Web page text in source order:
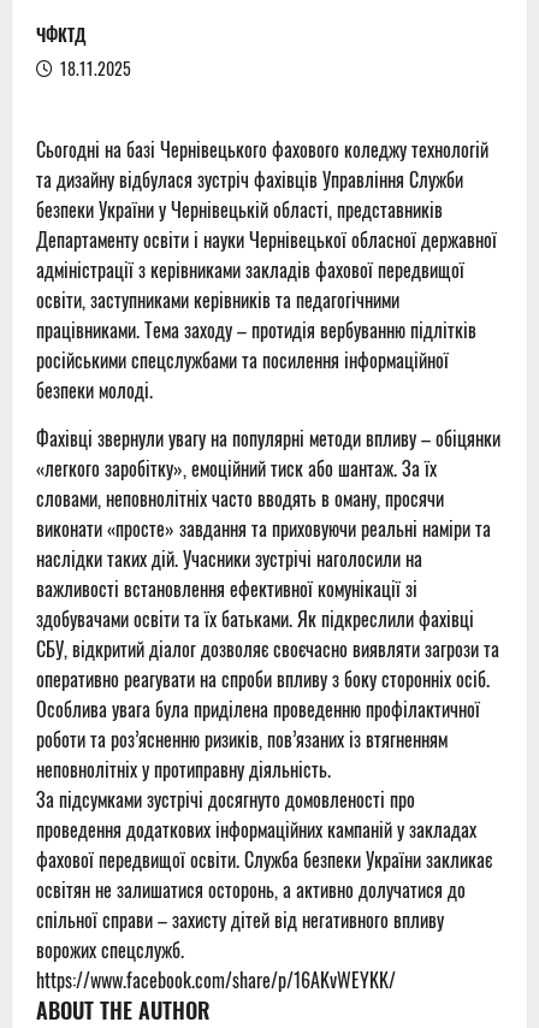
ЧФКТД
18.11.2025
Сьогодні на базі Чернівецького фахового коледжу технологій
та дизайну відбулася зустріч фахівців Управління Служби
безпеки України у Чернівецькій області, представників
Департаменту освіти і науки Чернівецької обласної державної
адміністрації з керівниками закладів фахової передвищої
освіти, заступниками керівників та педагогічними
працівниками. Тема заходу – протидія вербуванню підлітків
російськими спецслужбами та посилення інформаційної
безпеки молоді.
Фахівці звернули увагу на популярні методи впливу – обіцянки
«легкого заробітку», емоційний тиск або шантаж. За їх
словами, неповнолітніх часто вводять в оману, просячи
виконати «просте» завдання та приховуючи реальні наміри та
наслідки таких дій. Учасники зустрічі наголосили на
важливості встановлення ефективної комунікації зі
здобувачами освіти та їх батьками. Як підкреслили фахівці
СБУ, відкритий діалог дозволяє своєчасно виявляти загрози та
оперативно реагувати на спроби впливу з боку сторонніх осіб.
Особлива увага була приділена проведенню профілактичної
роботи та роз’ясненню ризиків, пов’язаних із втягненням
неповнолітніх у протиправну діяльність.
За підсумками зустрічі досягнуто домовленості про
проведення додаткових інформаційних кампаній у закладах
фахової передвищої освіти. Служба безпеки України закликає
освітян не залишатися осторонь, а активно долучатися до
спільної справи – захисту дітей від негативного впливу
ворожих спецслужб.
https://www.facebook.com/share/p/16AKvWEYKK/
ABOUT THE AUTHOR